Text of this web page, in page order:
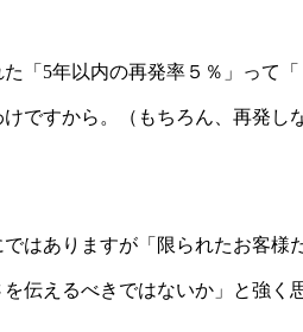
「5年以内の再発率５％」って
ですから。（もちろん、再発し
はありますが「限られたお客様
伝えるべきではないか」と強く